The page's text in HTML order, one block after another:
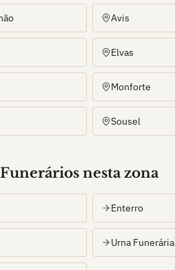
Avis
Elvas
Monforte
Sousel
nesta zona
Enterro
Urna Funerária